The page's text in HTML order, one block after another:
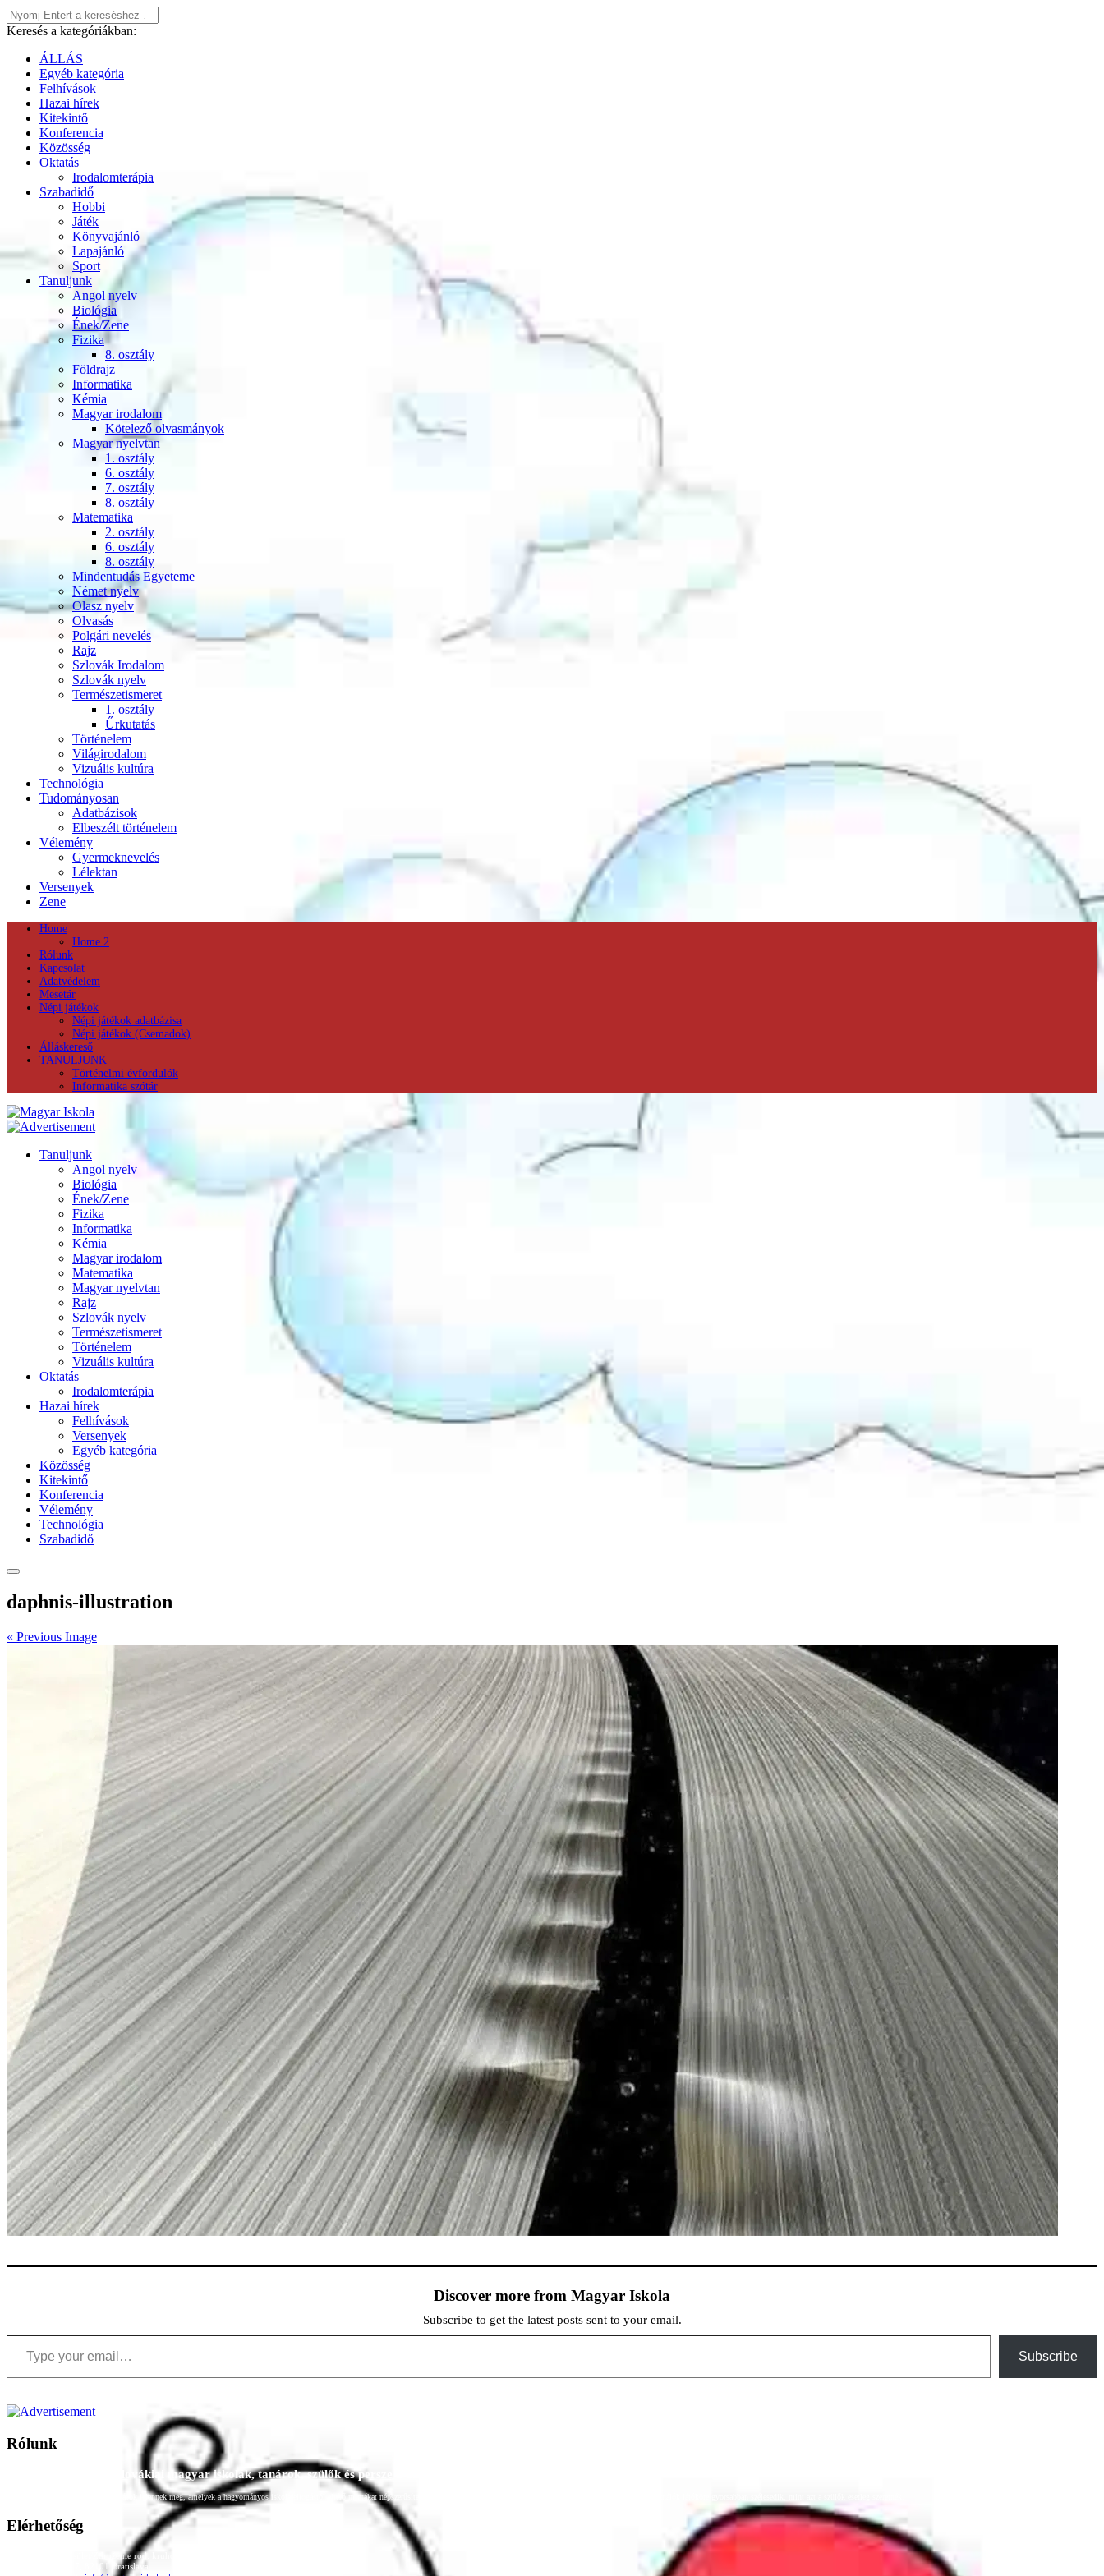
Keresés a kategóriákban:
ÁLLÁS
Egyéb kategória
Felhívások
Hazai hírek
Kitekintő
Konferencia
Közösség
Oktatás
Irodalomterápia
Szabadidő
Hobbi
Játék
Könyvajánló
Lapajánló
Sport
Tanuljunk
Angol nyelv
Biológia
Ének/Zene
Fizika
8. osztály
Földrajz
Informatika
Kémia
Magyar irodalom
Kötelező olvasmányok
Magyar nyelvtan
1. osztály
6. osztály
7. osztály
8. osztály
Matematika
2. osztály
6. osztály
8. osztály
Mindentudás Egyeteme
Német nyelv
Olasz nyelv
Olvasás
Polgári nevelés
Rajz
Szlovák Irodalom
Szlovák nyelv
Természetismeret
1. osztály
Űrkutatás
Történelem
Világirodalom
Vizuális kultúra
Technológia
Tudományosan
Adatbázisok
Elbeszélt történelem
Vélemény
Gyermeknevelés
Lélektan
Versenyek
Zene
Home
Home 2
Rólunk
Kapcsolat
Adatvédelem
Mesetár
Népi játékok
Népi játékok adatbázisa
Népi játékok (Csemadok)
Álláskereső
TANULJUNK
Történelmi évfordulók
Informatika szótár
Tanuljunk
Angol nyelv
Biológia
Ének/Zene
Fizika
Informatika
Kémia
Magyar irodalom
Matematika
Magyar nyelvtan
Rajz
Szlovák nyelv
Természetismeret
Történelem
Vizuális kultúra
Oktatás
Irodalomterápia
Hazai hírek
Felhívások
Versenyek
Egyéb kategória
Közösség
Kitekintő
Konferencia
Vélemény
Technológia
Szabadidő
daphnis-illustration
« Previous Image
Discover more from Magyar Iskola
Subscribe to get the latest posts sent to your email.
Type your email…
Subscribe
Rólunk
A Magyar Iskola a szlovákiai magyar iskolák, tanárok, szülők és persze a diákok fóruma
Ezen az oldalon esetenként olyan írások jelennek meg, amelyek a hagyományos iskolafelfogástól eltérő mintákat népszerűsítenek. Ennek következtében előfordulhat, hogy az idetévedő kiskorú felhasználók látóköre gyorsabban szélesedik, mint azt a szülők esetleg szeretnék.
Elérhetőség
Családi Kör Egyesület/Združenie rod. kruhov
Medzilaborecká 17, 82101 Bratislava